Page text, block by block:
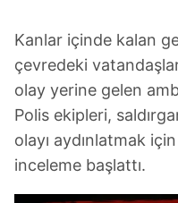
Kanlar içinde kalan
çevredeki
olay yerine gelen
Polis ekipleri,
olayı aydınlatmak
inceleme başlattı.